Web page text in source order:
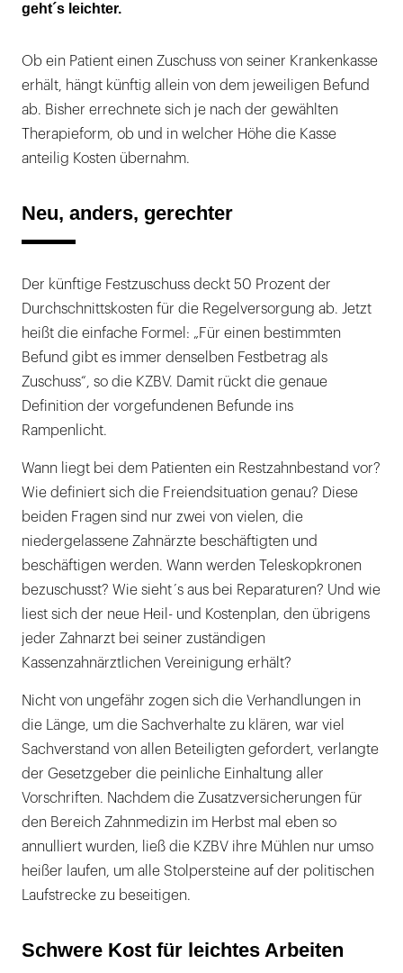
geht´s leichter.
Ob ein Patient einen Zuschuss von seiner Krankenkasse
erhält, hängt künftig allein von dem jeweiligen Befund
ab. Bisher errechnete sich je nach der gewählten
Therapieform, ob und in welcher Höhe die Kasse
anteilig Kosten übernahm.
Neu, anders, gerechter
Der künftige Festzuschuss deckt 50 Prozent der
Durchschnittskosten für die Regelversorgung ab. Jetzt
heißt die einfache Formel: „Für einen bestimmten
Befund gibt es immer denselben Festbetrag als
Zuschuss“, so die KZBV. Damit rückt die genaue
Definition der vorgefundenen Befunde ins
Rampenlicht.
Wann liegt bei dem Patienten ein Restzahnbestand vor?
Wie definiert sich die Freiendsituation genau? Diese
beiden Fragen sind nur zwei von vielen, die
niedergelassene Zahnärzte beschäftigten und
beschäftigen werden. Wann werden Teleskopkronen
bezuschusst? Wie sieht´s aus bei Reparaturen? Und wie
liest sich der neue Heil- und Kostenplan, den übrigens
jeder Zahnarzt bei seiner zuständigen
Kassenzahnärztlichen Vereinigung erhält?
Nicht von ungefähr zogen sich die Verhandlungen in
die Länge, um die Sachverhalte zu klären, war viel
Sachverstand von allen Beteiligten gefordert, verlangte
der Gesetzgeber die peinliche Einhaltung aller
Vorschriften. Nachdem die Zusatzversicherungen für
den Bereich Zahnmedizin im Herbst mal eben so
annulliert wurden, ließ die KZBV ihre Mühlen nur umso
heißer laufen, um alle Stolpersteine auf der politischen
Laufstrecke zu beseitigen.
Schwere Kost für leichtes Arbeiten